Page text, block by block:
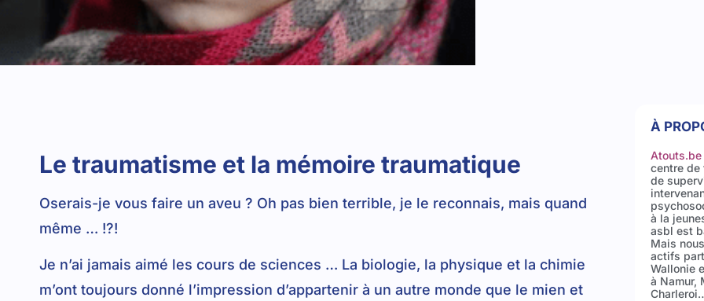
Le traumatisme et la mémoire traumatique
Oserais-je vous faire un aveu ? Oh pas bien terrible, je le reconnais, mais quand
même … !?!
Je n’ai jamais aimé les cours de sciences … La biologie, la physique et la chimie
m’ont toujours donné l’impression d’appartenir à un autre monde que le mien et
À
Atouts.be
centre de
de
à la
asbl est
Mais
actifs
Wallonie
à Namur,